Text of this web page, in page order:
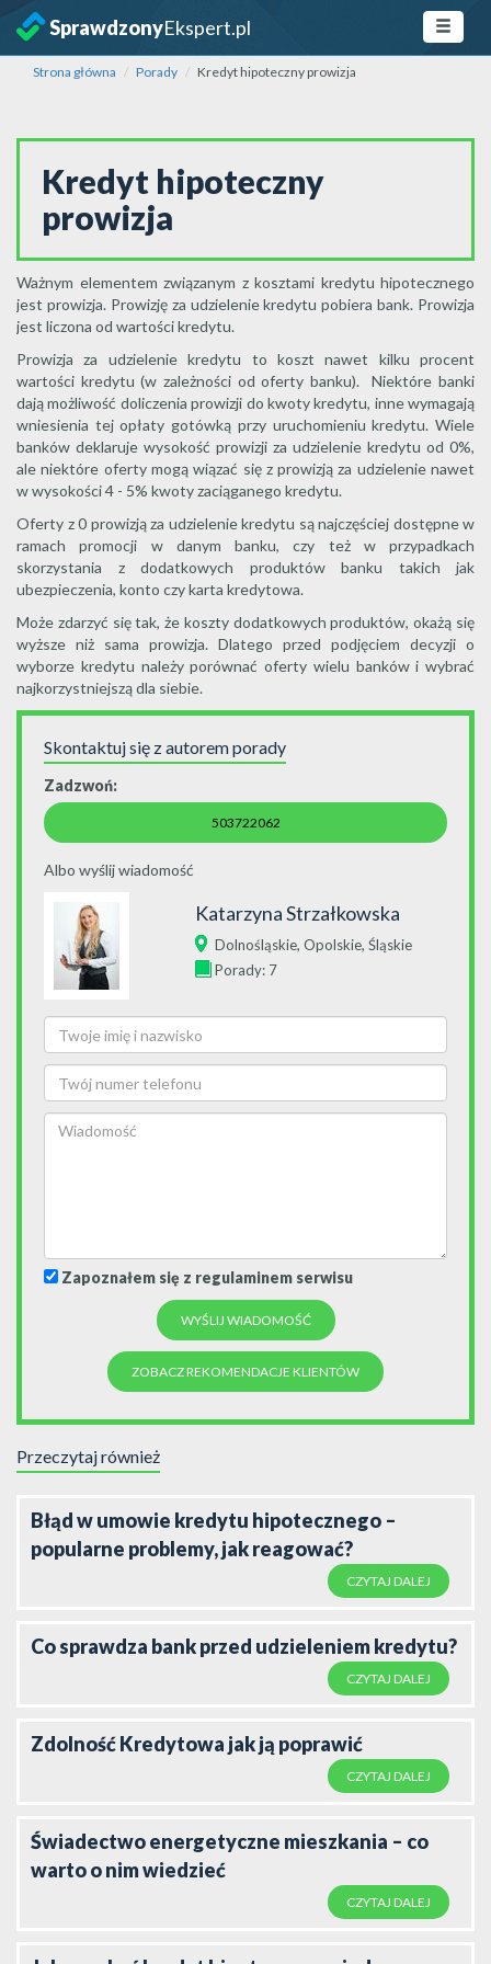
SprawdzonyEkspert.pl
Strona główna Porady Kredyt hipoteczny prowizja
Kredyt hipoteczny
prowizja
Ważnym elementem związanym z kosztami kredytu hipotecznego
jest prowizja. Prowizję za udzielenie kredytu pobiera bank. Prowizja
jest liczona od wartości kredytu.
Prowizja za udzielenie kredytu to koszt nawet kilku procent
wartości kredytu (w zależności od oferty banku). Niektóre banki
dają możliwość doliczenia prowizji do kwoty kredytu, inne wymagają
wniesienia tej opłaty gotówką przy uruchomieniu kredytu. Wiele
banków deklaruje wysokość prowizji za udzielenie kredytu od 0%,
ale niektóre oferty mogą wiązać się z prowizją za udzielenie nawet
w wysokości 4 - 5% kwoty zaciąganego kredytu.
Oferty z 0 prowizją za udzielenie kredytu są najczęściej dostępne w
ramach promocji w danym banku, czy też w przypadkach
skorzystania z dodatkowych produktów banku takich jak
ubezpieczenia, konto czy karta kredytowa.
Może zdarzyć się tak, że koszty dodatkowych produktów, okażą się
wyższe niż sama prowizja. Dlatego przed podjęciem decyzji o
wyborze kredytu należy porównać oferty wielu banków i wybrać
najkorzystniejszą dla siebie.
Skontaktuj się z autorem porady
Zadzwoń:
503722062
Albo wyślij wiadomość
Katarzyna Strzałkowska
Dolnośląskie, Opolskie, Śląskie
Porady: 7
Zapoznałem się z regulaminem serwisu
ZOBACZ REKOMENDACJE KLIENTÓW
Przeczytaj również
Błąd w umowie kredytu hipotecznego –
popularne problemy, jak reagować?
CZYTAJ DALEJ
Co sprawdza bank przed udzieleniem kredytu?
CZYTAJ DALEJ
Zdolność Kredytowa jak ją poprawić
CZYTAJ DALEJ
Świadectwo energetyczne mieszkania – co
warto o nim wiedzieć
CZYTAJ DALEJ